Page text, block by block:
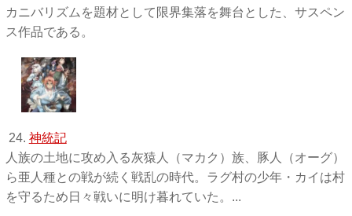
カニバリズムを題材として限界集落を舞台とした、サスペン
ス作品である。
24. 神統記
人族の土地に攻め入る灰猿人（マカク）族、豚人（オーグ）
ら亜人種との戦が続く戦乱の時代。ラグ村の少年・カイは村
を守るため日々戦いに明け暮れていた。...